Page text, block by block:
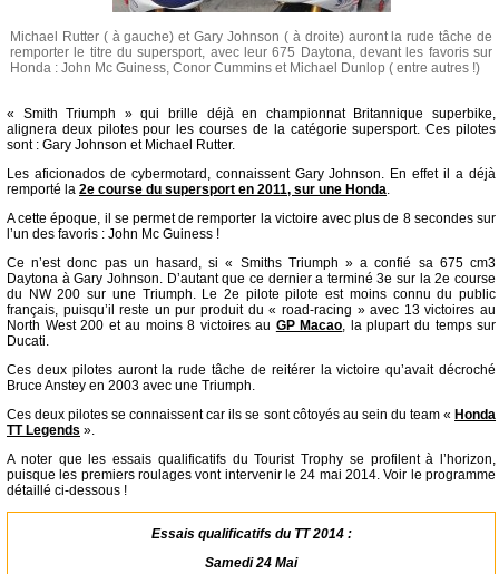
Michael Rutter ( à gauche) et Gary Johnson ( à droite) auront la rude tâche de
remporter le titre du supersport, avec leur 675 Daytona, devant les favoris sur
Honda : John Mc Guiness, Conor Cummins et Michael Dunlop ( entre autres !)
« Smith Triumph » qui brille déjà en championnat Britannique superbike,
alignera deux pilotes pour les courses de la catégorie supersport. Ces pilotes
sont : Gary Johnson et Michael Rutter.
Les aficionados de cybermotard, connaissent Gary Johnson. En effet il a déjà
remporté la 2e course du supersport en 2011, sur une Honda.
A cette époque, il se permet de remporter la victoire avec plus de 8 secondes sur
l’un des favoris : John Mc Guiness !
Ce n’est donc pas un hasard, si « Smiths Triumph » a confié sa 675 cm3
Daytona à Gary Johnson. D’autant que ce dernier a terminé 3e sur la 2e course
du NW 200 sur une Triumph. Le 2e pilote pilote est moins connu du public
français, puisqu’il reste un pur produit du « road-racing » avec 13 victoires au
North West 200 et au moins 8 victoires au GP Macao, la plupart du temps sur
Ducati.
Ces deux pilotes auront la rude tâche de reitérer la victoire qu’avait décroché
Bruce Anstey en 2003 avec une Triumph.
Ces deux pilotes se connaissent car ils se sont côtoyés au sein du team « Honda
TT Legends ».
A noter que les essais qualificatifs du Tourist Trophy se profilent à l’horizon,
puisque les premiers roulages vont intervenir le 24 mai 2014. Voir le programme
détaillé ci-dessous !
Essais qualificatifs du TT 2014 :
Samedi 24 Mai